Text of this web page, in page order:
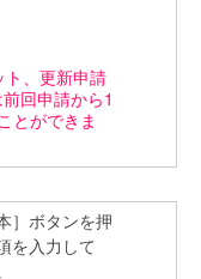
ト、更新申請
回申請から1
とができま
］ボタンを押
を入力して